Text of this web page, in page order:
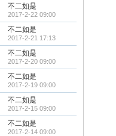
不二如是
2017-2-22 09:00
不二如是
2017-2-21 17:13
不二如是
2017-2-20 09:00
不二如是
2017-2-19 09:00
不二如是
2017-2-15 09:00
不二如是
2017-2-14 09:00